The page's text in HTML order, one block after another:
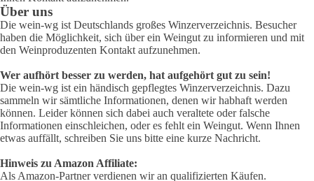
Über uns
Die wein-wg ist Deutschlands großes Winzerverzeichnis. Besucher
haben die Möglichkeit, sich über ein Weingut zu informieren und mit
den Weinproduzenten Kontakt aufzunehmen.
Wer aufhört besser zu werden, hat aufgehört gut zu sein!
Die wein-wg ist ein händisch gepflegtes Winzerverzeichnis. Dazu
sammeln wir sämtliche Informationen, denen wir habhaft werden
können. Leider können sich dabei auch veraltete oder falsche
Informationen einschleichen, oder es fehlt ein Weingut. Wenn Ihnen
etwas auffällt, schreiben Sie uns bitte eine kurze Nachricht.
Hinweis zu Amazon Affiliate:
Als Amazon-Partner verdienen wir an qualifizierten Käufen.